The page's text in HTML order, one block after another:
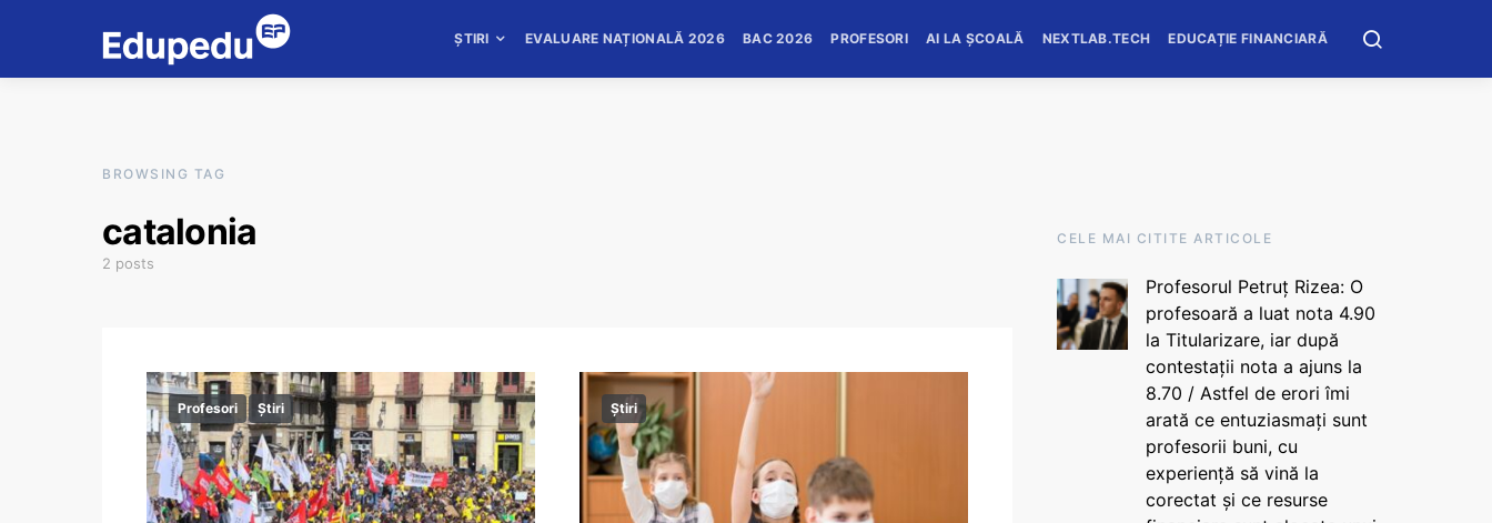
ȘTIRI EVALUARE NAȚIONALĂ 2026 BAC 2026 PROFESORI AI LA ȘCOALĂ NEXTLAB.TECH EDUCAȚIE FINANCIARĂ
BROWSING TAG
catalonia
2 posts
Profesori Știri Știri
CELE MAI CITITE ARTICOLE
Profesorul Petruț Rizea: O
profesoară a luat nota 4.90
la Titularizare, iar după
contestații nota a ajuns la
8.70 / Astfel de erori îmi
arată ce entuziasmați sunt
profesorii buni, cu
experiență să vină la
corectat și ce resurse